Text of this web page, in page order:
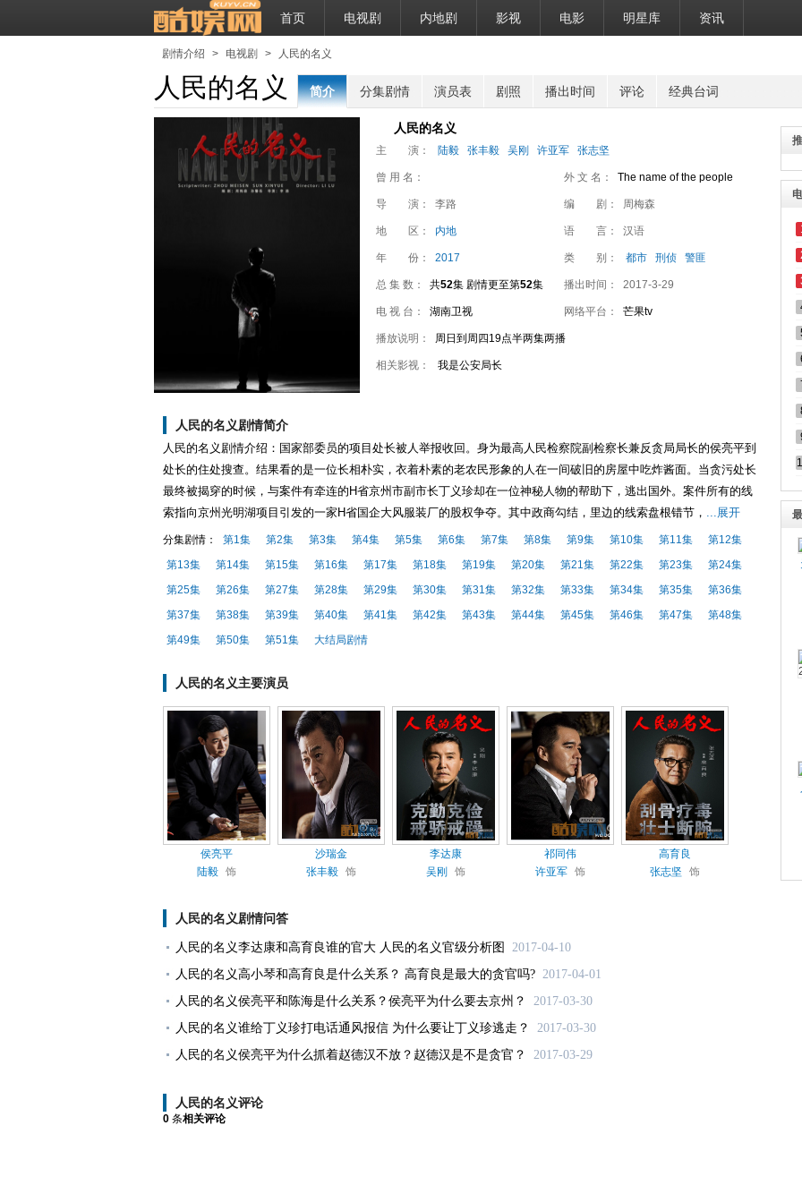
首页 电视剧 内地剧 影视 电影 明星库 资讯
剧情介绍 > 电视剧 > 人民的名义
人民的名义 简介 分集剧情 演员表 剧照 播出时间 评论 经典台词
人民的名义
主 演： 陆毅 张丰毅 吴刚 许亚军 张志坚
曾 用 名： 外 文 名： The name of the people
导 演： 李路 编 剧： 周梅森
地 区： 内地 语 言： 汉语
年 份： 2017 类 别： 都市 刑侦 警匪
总 集 数： 共52集 剧情更至第52集 播出时间： 2017-3-29
电 视 台： 湖南卫视 网络平台： 芒果tv
播放说明： 周日到周四19点半两集两播
相关影视： 我是公安局长
人民的名义剧情简介
人民的名义剧情介绍：国家部委员的项目处长被人举报收回。身为最高人民检察院副检察长兼反贪局局长的侯亮平到
处长的住处搜查。结果看的是一位长相朴实，衣着朴素的老农民形象的人在一间破旧的房屋中吃炸酱面。当贪污处长
最终被揭穿的时候，与案件有牵连的H省京州市副市长丁义珍却在一位神秘人物的帮助下，逃出国外。案件所有的线
索指向京州光明湖项目引发的一家H省国企大风服装厂的股权争夺。其中政商勾结，里边的线索盘根错节， ...展开
分集剧情： 第1集 第2集 第3集 第4集 第5集 第6集 第7集 第8集 第9集 第10集 第11集
第12集
第13集
第14集 第15集 第16集 第17集 第18集 第19集 第20集 第21集 第22集 第23集
第24集
第25集
第26集 第27集 第28集 第29集 第30集 第31集 第32集 第33集 第34集 第35集
第36集
第37集
第38集 第39集 第40集 第41集 第42集 第43集 第44集 第45集 第46集 第47集
第48集
第49集
第50集 第51集 大结局剧情
人民的名义主要演员
侯亮平
陆毅 饰
沙瑞金
张丰毅 饰
李达康
吴刚
饰
祁同伟
许亚军 饰
高育良
张志坚
饰
人民的名义剧情问答
人民的名义李达康和高育良谁的官大 人民的名义官级分析图
2017-04-10
人民的名义高小琴和高育良是什么关系？ 高育良是最大的贪官吗? 2017-04-01
人民的名义侯亮平和陈海是什么关系？侯亮平为什么要去京州？
2017-03-30
人民的名义谁给丁义珍打电话通风报信 为什么要让丁义珍逃走？
2017-03-30
人民的名义侯亮平为什么抓着赵德汉不放？赵德汉是不是贪官？
2017-03-29
人民的名义评论
0 条相关评论